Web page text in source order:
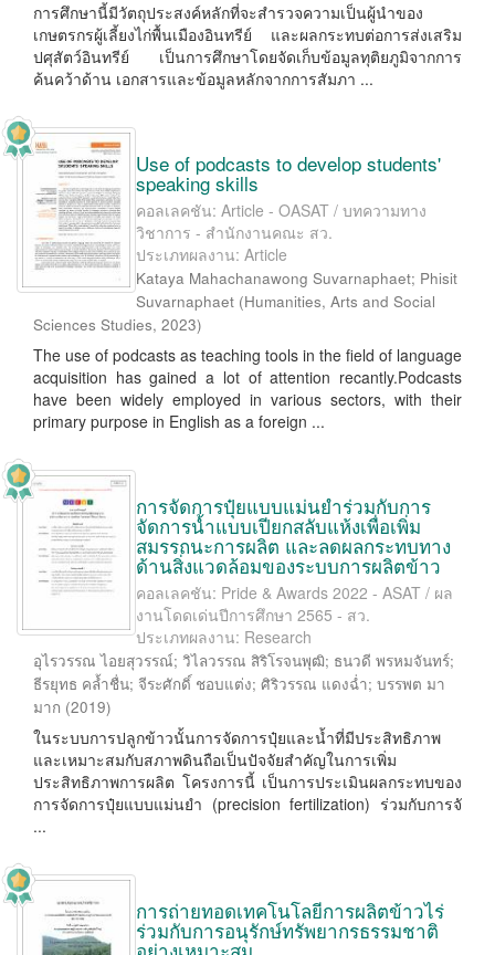
การศึกษานี้มีวัตถุประสงค์หลักที่จะสำรวจความเป็นผู้นำของ
เกษตรกรผู้เลี้ยงไก่พื้นเมืองอินทรีย์ และผลกระทบต่อการส่งเสริม
ปศุสัตว์อินทรีย์ เป็นการศึกษาโดยจัดเก็บข้อมูลทุติยภูมิจากการ
ค้นคว้าด้าน เอกสารและข้อมูลหลักจากการสัมภา ...
Use of podcasts to develop students'
speaking skills
คอลเลคชัน: Article - OASAT / บทความทาง
วิชาการ - สำนักงานคณะ สว.
ประเภทผลงาน: Article
Kataya Mahachanawong Suvarnaphaet; Phisit
Suvarnaphaet (Humanities, Arts and Social
Sciences Studies, 2023)
The use of podcasts as teaching tools in the field of language
acquisition has gained a lot of attention recantly.Podcasts
have been widely employed in various sectors, with their
primary purpose in English as a foreign ...
การจัดการปุ๋ยแบบแม่นยำร่วมกับการ
จัดการน้ำแบบเปียกสลับแห้งเพื่อเพิ่ม
สมรรถนะการผลิต และลดผลกระทบทาง
ด้านสิ่งแวดล้อมของระบบการผลิตข้าว
คอลเลคชัน: Pride & Awards 2022 - ASAT / ผล
งานโดดเด่นปีการศึกษา 2565 - สว.
ประเภทผลงาน: Research
อุไรวรรณ ไอยสุวรรณ์; วิไลวรรณ สิริโรจนพุฒิ; ธนวดี พรหมจันทร์;
ธีรยุทธ คล้ำชื่น; จีระศักดิ์ ชอบแต่ง; ศิริวรรณ แดงฉ่ำ; บรรพต มา
มาก (2019)
ในระบบการปลูกข้าวนั้นการจัดการปุ๋ยและน้ำที่มีประสิทธิภาพ
และเหมาะสมกับสภาพดินถือเป็นปัจจัยสำคัญในการเพิ่ม
ประสิทธิภาพการผลิต โครงการนี้ เป็นการประเมินผลกระทบของ
การจัดการปุ๋ยแบบแม่นยำ (precision fertilization) ร่วมกับการจั
...
การถ่ายทอดเทคโนโลยีการผลิตข้าวไร่
ร่วมกับการอนุรักษ์ทรัพยากรธรรมชาติ